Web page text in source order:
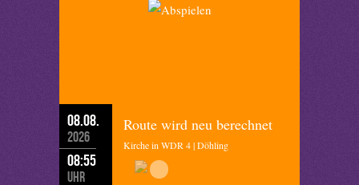
08.08.
2026
08:55
Uhr
Route wird neu berechnet
Kirche in WDR 4 | Döhling